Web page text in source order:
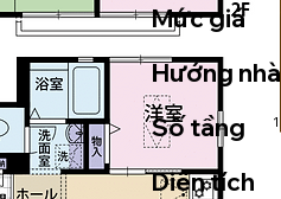
Mức giá
Hướng nhà
Số tầng
1
Diện tích